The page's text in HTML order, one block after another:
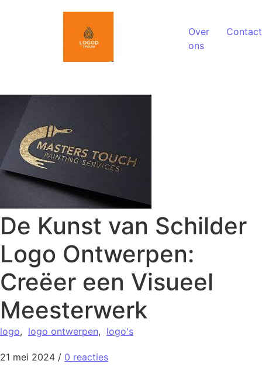
Over
ons
Contact
De Kunst van Schilder
Logo Ontwerpen:
Creëer een Visueel
Meesterwerk
logo, logo ontwerpen, logo's
21 mei 2024 / 0 reacties